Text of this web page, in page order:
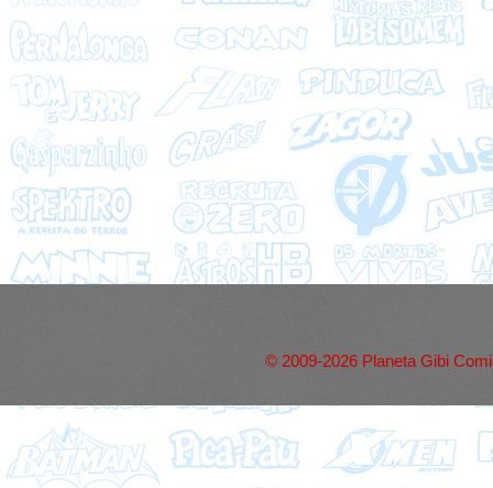
© 2009-2026 Planeta Gibi